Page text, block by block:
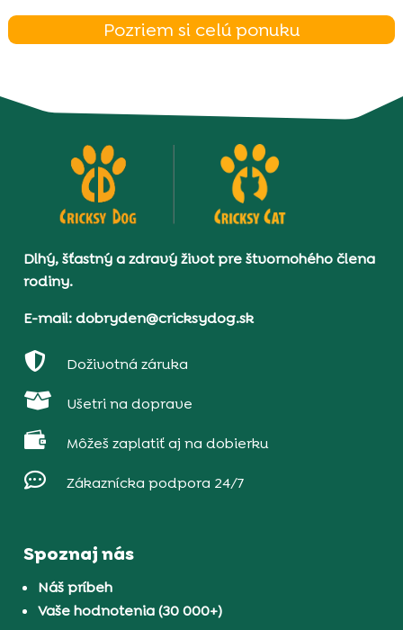
Pozriem si celú ponuku
Dlhý, šťastný a zdravý život pre štvornohého člena
rodiny.
E-mail: dobryden@cricksydog.sk
 Doživotná záruka
 Ušetri na doprave
 Môžeš zaplatiť aj na dobierku
 Zákaznícka podpora 24/7
Spoznaj nás
Náš príbeh
Vaše hodnotenia (30 000+)